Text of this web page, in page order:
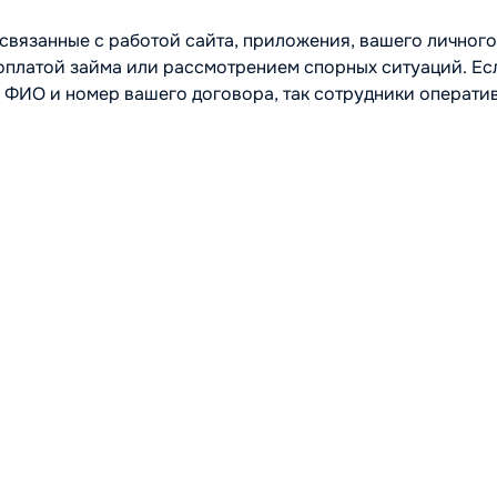
с работой сайта, приложения, вашего личного
займа или рассмотрением спорных ситуаций.
и номер вашего договора, так сотрудники